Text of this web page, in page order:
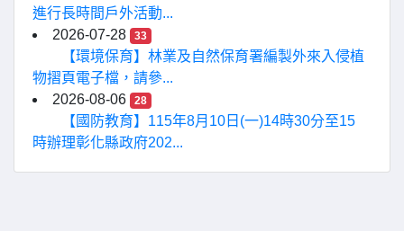
進行長時間戶外活動...
2026-07-28
33
【環境保育】林業及自然保育署編製外來入侵植
物摺頁電子檔，請參...
2026-08-06
28
【國防教育】115年8月10日(一)14時30分至15
時辦理彰化縣政府202...